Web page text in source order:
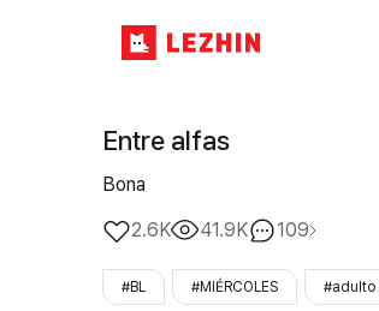
Entre alfas
Bona
2.6K
41.9K 109
#BL #MIÉRCOLES #adulto